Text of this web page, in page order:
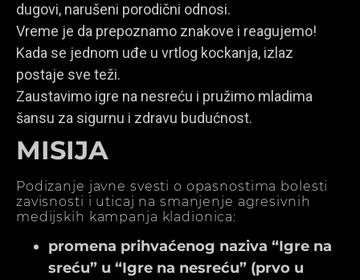
dugovi, narušeni porodični odnosi.
Vreme je da prepoznamo znakove i reagujemo!
Kada se jednom uđe u vrtlog kockanja, izlaz
postaje sve teži.
Zaustavimo igre na nesreću i pružimo mladima
šansu za sigurnu i zdravu budućnost.
MISIJA
Podizanje javne svesti o opasnostima bolesti
zavisnosti i uticaj na smanjenje agresivnih
medijskih kampanja kladionica:
promena prihvaćenog naziva “Igre na
sreću” u “Igre na nesreću” (prvo u